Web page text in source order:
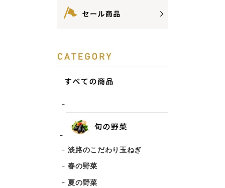
淡路のこだわり玉ねぎ
春の野菜
夏の野菜